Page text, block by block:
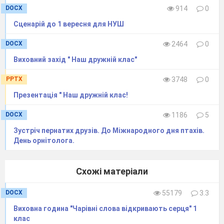
Я діток забираю,
Дід Мороз.О, прийшла нечиста сила!
Та хутчіш від нас тікай!
Закрутимо-зав’яжемо
І в зоопарку дітям покажемо.
В хатці на курячій нозі позачиняю.
Вони в гості завітали.
Краще – з святом привітай!
DOCX 914
0
Сценарій до 1 вересня для НУШ
DOCX 2464
0
Виховний захід " Наш дружній клас"
PPTX 3748
0
Презентація " Наш дружній клас!
DOCX 1186
5
Зустріч пернатих друзів. До Міжнародного дня птахів.
День орнітолога.
Схожі матеріали
DOCX 55179
3.3
Виховна година "Чарівні слова відкривають серця" 1
клас